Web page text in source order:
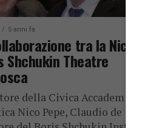
5 anni fa
tra la Nico
Shchukin Theatre
della Civica Accademia
Nico Pepe, Claudio de